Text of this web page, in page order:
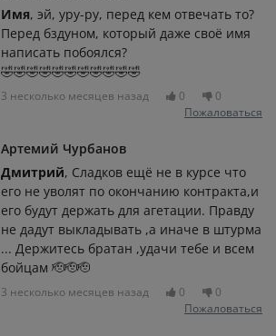
Имя, эй, уру-ру, перед кем отвечать то?
Перед бздуном, который даже своё имя
написать побоялся?
🤣🤣🤣🤣🤣🤣🤣🤣🤣🤣🤣
3 несколько месяцев назад 0
0
Пожаловаться
Артемий Чурбанов
Дмитрий, Сладков ещё не в курсе что
его не уволят по окончанию контракта,и
его будут держать для агетации. Правду
не дадут выкладывать ,а иначе в штурма
... Держитесь братан ,удачи тебе и всем
бойцам 🫡🫡🫡
3 несколько месяцев назад 0
0
Пожаловаться